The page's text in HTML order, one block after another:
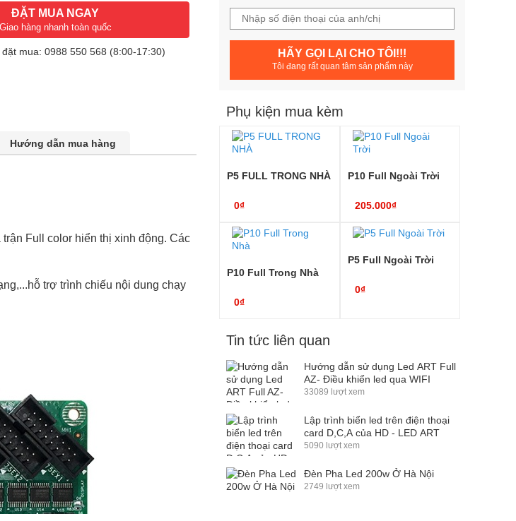
ĐẶT MUA NGAY
Giao hàng nhanh toàn quốc
mua: 0988 550 568 (8:00-17:30)
Hướng dẫn mua hàng
Full color hiển thị xinh động. Các
trợ trình chiếu nội dung chạy
HÃY GỌI LẠI CHO TÔI!!!
Tôi đang rất quan tâm sản phẩm này
Phụ kiện mua kèm
P5 FULL TRONG NHÀ
0₫
P10 Full Ngoài Trời
205.000₫
P10 Full Trong Nhà
0₫
P5 Full Ngoài Trời
0₫
Tin tức liên quan
Hướng dẫn sử dụng Led ART Full
AZ- Điều khiển led qua WIFI
33089 lượt xem
Lập trình biển led trên điện thoại
card D,C,A của HD - LED ART
5090 lượt xem
Đèn Pha Led 200w Ở Hà Nội
2749 lượt xem